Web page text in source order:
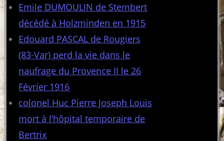
Emile DUMOULIN de Stembert
décédé à Holzminden en 1915
Edouard PASCAL de Rougiers
(83-Var) perd la vie dans le
naufrage du Provence II le 26
Février 1916
colonel Huc Pierre Joseph Louis
mort à l’hôpital temporaire de
Bertrix